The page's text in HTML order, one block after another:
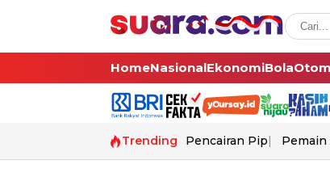
HomeNasionalEkonomiBola
Trending Pencairan Pip